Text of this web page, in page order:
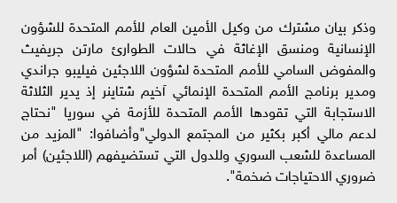
وذكر بيان مشترك من وكيل الأمين العام للأمم المتحدة للشؤون
الإنسانية ومنسق الإغاثة في حالات الطوارئ مارتن جريفيث
والمفوض السامي للأمم المتحدة لشؤون اللاجئين فيليبو جراندي
ومدير برنامج الأمم المتحدة الإنمائي آخيم شتاينر إذ يدير الثلاثة
الاستجابة التي تقودها الأمم المتحدة للأزمة في سوريا "نحتاج
لدعم مالي أكبر بكثير من المجتمع الدولي"وأضافوا: "المزيد من
المساعدة للشعب السوري وللدول التي تستضيفهم (اللاجئين) أمر
ضروري الاحتياجات ضخمة".